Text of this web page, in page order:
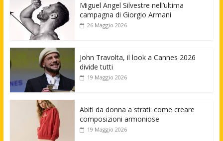
Miguel Angel Silvestre nell’ultima
campagna di Giorgio Armani
26 Maggio 2026
John Travolta, il look a Cannes 2026
divide tutti
19 Maggio 2026
Abiti da donna a strati: come creare
composizioni armoniose
19 Maggio 2026